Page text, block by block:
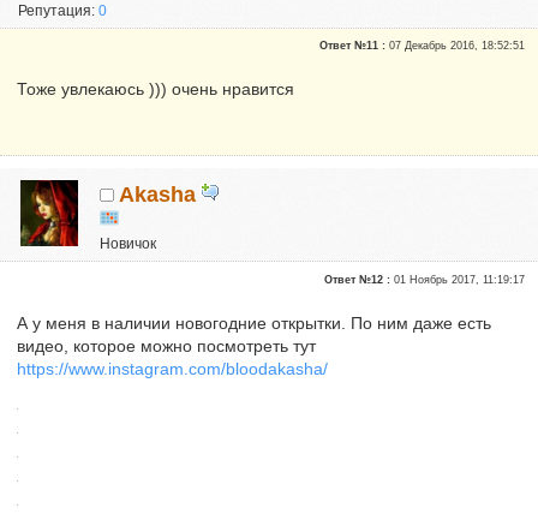
Репутация:0
Ответ №11 :07 Декабрь 2016, 18:52:51
Тоже увлекаюсь ))) очень нравится
Akasha
Новичок
Ответ №12 :01 Ноябрь 2017, 11:19:17
А у меня в наличии новогодние открытки. По ним даже есть
видео, которое можно посмотреть тут
https://www.instagram.com/bloodakasha/